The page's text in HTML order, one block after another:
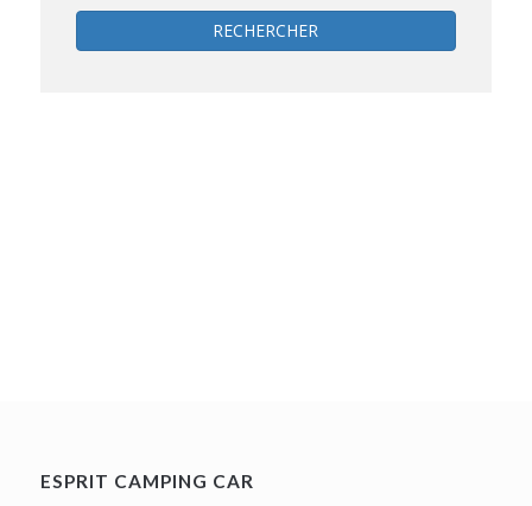
RECHERCHER
ESPRIT CAMPING CAR